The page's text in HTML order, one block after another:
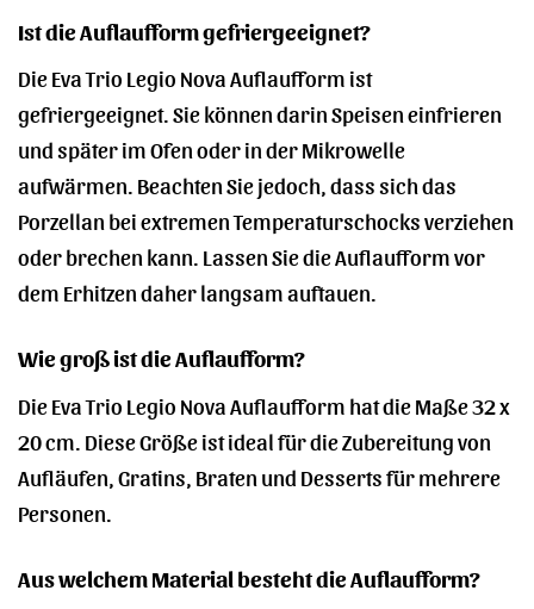
Ist die Auflaufform gefriergeeignet?
Die Eva Trio Legio Nova Auflaufform ist
gefriergeeignet. Sie können darin Speisen einfrieren
und später im Ofen oder in der Mikrowelle
aufwärmen. Beachten Sie jedoch, dass sich das
Porzellan bei extremen Temperaturschocks verziehen
oder brechen kann. Lassen Sie die Auflaufform vor
dem Erhitzen daher langsam auftauen.
Wie groß ist die Auflaufform?
Die Eva Trio Legio Nova Auflaufform hat die Maße 32 x
20 cm. Diese Größe ist ideal für die Zubereitung von
Aufläufen, Gratins, Braten und Desserts für mehrere
Personen.
Aus welchem Material besteht die Auflaufform?